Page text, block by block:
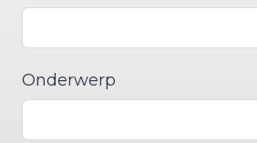
Onderwerp